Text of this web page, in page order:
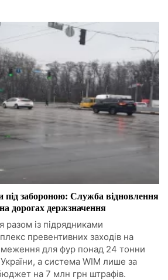
забороною: Служба відновлення
дорогах держзначення
із підрядниками
превентивних заходів на
для фур понад 24 тонни
а система WIM лише за
на 7 млн грн штрафів.